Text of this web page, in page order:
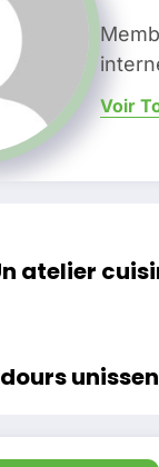
Voir
atelier